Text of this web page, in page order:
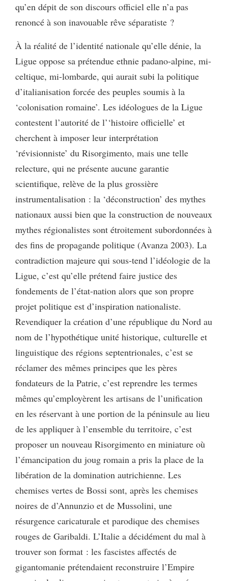
qu’en dépit de son discours officiel elle n’a pas
renoncé à son inavouable rêve séparatiste ?
À la réalité de l’identité nationale qu’elle dénie, la
Ligue oppose sa prétendue ethnie padano-alpine, mi-
celtique, mi-lombarde, qui aurait subi la politique
d’italianisation forcée des peuples soumis à la
‘colonisation romaine’. Les idéologues de la Ligue
contestent l’autorité de l’‘histoire officielle’ et
cherchent à imposer leur interprétation
‘révisionniste’ du Risorgimento, mais une telle
relecture, qui ne présente aucune garantie
scientifique, relève de la plus grossière
instrumentalisation : la ‘déconstruction’ des mythes
nationaux aussi bien que la construction de nouveaux
mythes régionalistes sont étroitement subordonnées à
des fins de propagande politique (Avanza 2003). La
contradiction majeure qui sous-tend l’idéologie de la
Ligue, c’est qu’elle prétend faire justice des
fondements de l’état-nation alors que son propre
projet politique est d’inspiration nationaliste.
Revendiquer la création d’une république du Nord au
nom de l’hypothétique unité historique, culturelle et
linguistique des régions septentrionales, c’est se
réclamer des mêmes principes que les pères
fondateurs de la Patrie, c’est reprendre les termes
mêmes qu’employèrent les artisans de l’unification
en les réservant à une portion de la péninsule au lieu
de les appliquer à l’ensemble du territoire, c’est
proposer un nouveau Risorgimento en miniature où
l’émancipation du joug romain a pris la place de la
libération de la domination autrichienne. Les
chemises vertes de Bossi sont, après les chemises
noires de d’Annunzio et de Mussolini, une
résurgence caricaturale et parodique des chemises
rouges de Garibaldi. L’Italie a décidément du mal à
trouver son format : les fascistes affectés de
gigantomanie prétendaient reconstruire l’Empire